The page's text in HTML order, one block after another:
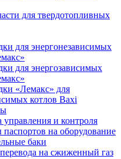
для твердотопливных
для энергонезависимых
для энергозависимых
«Лемакс» для
котлов Baxi
управления и контроля
на оборудование
баки
на сжиженный газ